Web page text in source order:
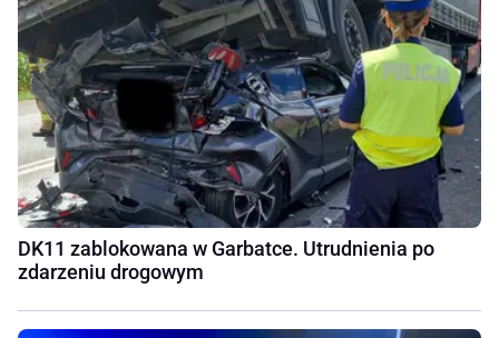
DK11 zablokowana w Garbatce. Utrudnienia po
zdarzeniu drogowym